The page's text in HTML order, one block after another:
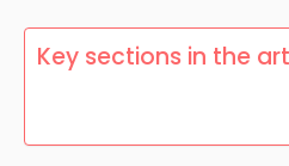
Key sections in the